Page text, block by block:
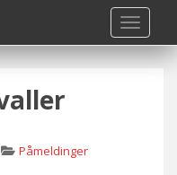
Påmeldinger